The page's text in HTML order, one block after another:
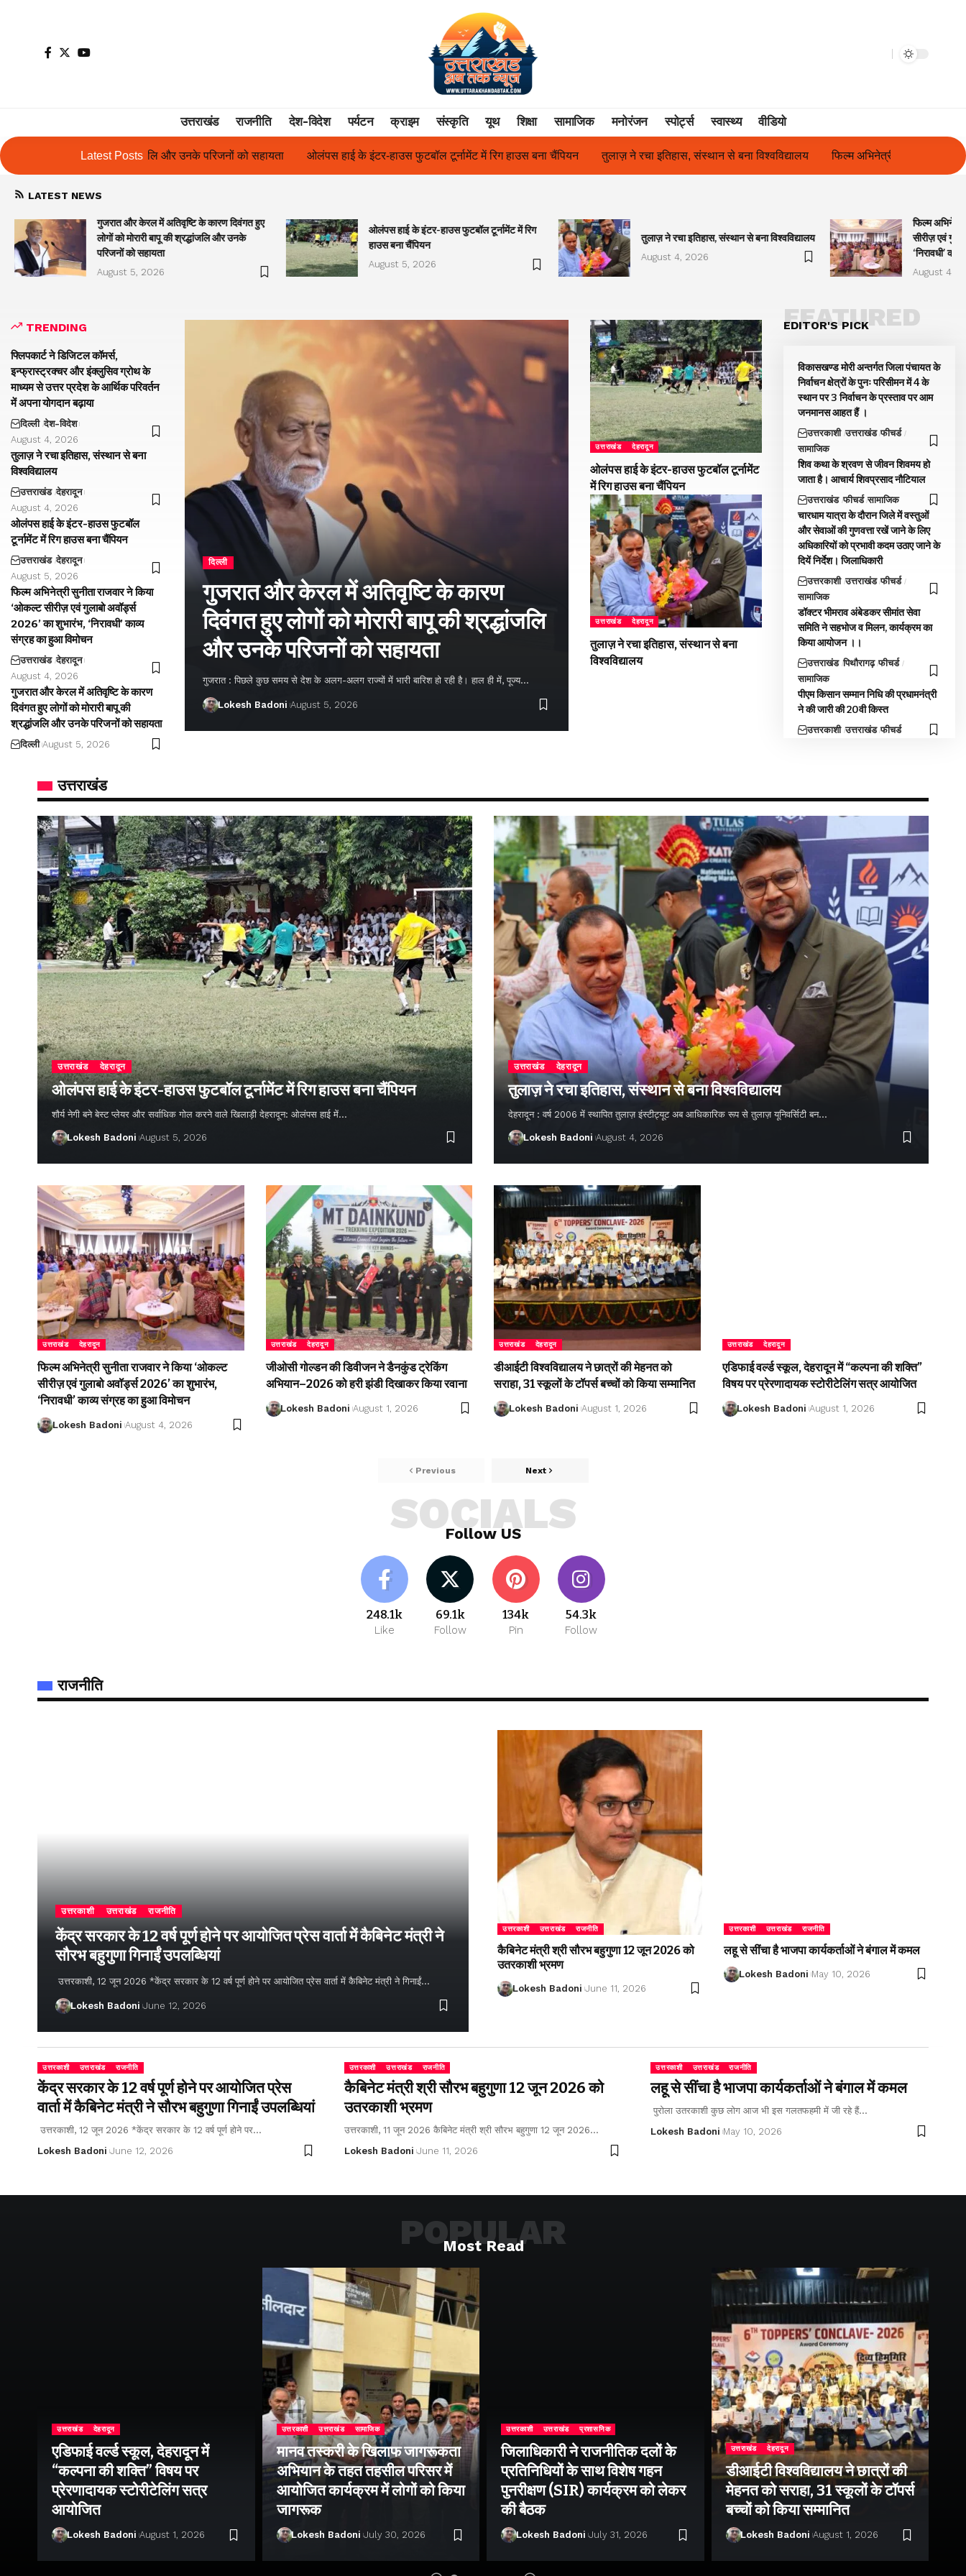
उत्तराखंड राजनीति देश-विदेश पर्यटन क्राइम संस्कृति यूथ शिक्षा सामाजिक मनोरंजन स्पोर्ट्स स्वास्थ्य वीडियो
Latest Posts
और उनके परिजनों को सहायता ओलंपस हाई के इंटर-हाउस फुटबॉल टूर्नामेंट में रिग हाउस बना चैंपियन तुलाज़ ने रचा इतिहास, संस्थान से बना विश्वविद्यालय फिल्म अभिनेत्री सुनीता राजवार ने किया ‘ओकल्ट सीरीज़ एवं गुलाबो
LATEST NEWS
गुजरात और केरल में अतिवृष्टि के कारण दिवंगत हुए
लोगों को मोरारी बापू की श्रद्धांजलि और उनके
परिजनों को सहायता
August 5, 2026
ओलंपस हाई के इंटर-हाउस फुटबॉल टूर्नामेंट में रिग
हाउस बना चैंपियन
August 5, 2026
तुलाज़ ने रचा इतिहास, संस्थान से बना विश्वविद्यालय
August 4, 2026
फिल्म
सीरीज़ एवं
‘निरावधी’
August 4,
TRENDING
फ्लिपकार्ट ने डिजिटल कॉमर्स,
इन्फ्रास्ट्रक्चर और इंक्लुसिव ग्रोथ के
माध्यम से उत्तर प्रदेश के आर्थिक परिवर्तन
में अपना योगदान बढ़ाया
दिल्ली देश-विदेश
August 4, 2026
तुलाज़ ने रचा इतिहास, संस्थान से बना
विश्वविद्यालय
उत्तराखंड देहरादून
August 4, 2026
ओलंपस हाई के इंटर-हाउस फुटबॉल
टूर्नामेंट में रिग हाउस बना चैंपियन
उत्तराखंड देहरादून
August 5, 2026
फिल्म अभिनेत्री सुनीता राजवार ने किया
‘ओकल्ट सीरीज़ एवं गुलाबो अवॉर्ड्स
2026’ का शुभारंभ, ‘निरावधी’ काव्य
संग्रह का हुआ विमोचन
उत्तराखंड देहरादून
August 4, 2026
गुजरात और केरल में अतिवृष्टि के कारण
दिवंगत हुए लोगों को मोरारी बापू की
श्रद्धांजलि और उनके परिजनों को सहायता
दिल्ली August 5, 2026
दिल्ली
गुजरात और केरल में अतिवृष्टि के कारण
दिवंगत हुए लोगों को मोरारी बापू की श्रद्धांजलि
और उनके परिजनों को सहायता
गुजरात : पिछले कुछ समय से देश के अलग-अलग राज्यों में भारी बारिश हो रही है। हाल ही में, पूज्य…
Lokesh Badoni August 5, 2026
उत्तराखंड देहरादून
ओलंपस हाई के इंटर-हाउस फुटबॉल टूर्नामेंट
में रिग हाउस बना चैंपियन
उत्तराखंड देहरादून
तुलाज़ ने रचा इतिहास, संस्थान से बना
विश्वविद्यालय
EDITOR'S PICK
FEATURED
विकासखण्ड मोरी अन्तर्गत जिला पंचायत के
निर्वाचन क्षेत्रों के पुनः परिसीमन में 4 के
स्थान पर 3 निर्वाचन के प्रस्ताव पर आम
जनमानस आहत हैं ।
उत्तरकाशी उत्तराखंड फीचर्ड
सामाजिक
शिव कथा के श्रवण से जीवन शिवमय हो
जाता है। आचार्य शिवप्रसाद नौटियाल
उत्तराखंड फीचर्ड सामाजिक
चारधाम यात्रा के दौरान जिले में वस्तुओं
और सेवाओं की गुणवत्ता रखें जाने के लिए
अधिकारियों को प्रभावी कदम उठाए जाने के
दियें निर्देश। जिलाधिकारी
उत्तरकाशी उत्तराखंड फीचर्ड
सामाजिक
डॉक्टर भीमराव अंबेडकर सीमांत सेवा
समिति ने सहभोज व मिलन, कार्यक्रम का
किया आयोजन ।।
उत्तराखंड पिथौरागढ़ फीचर्ड
सामाजिक
पीएम किसान सम्मान निधि की प्रधामनंत्री
ने की जारी की 20वी किस्त
उत्तरकाशी उत्तराखंड फीचर्ड
उत्तराखंड
उत्तराखंड देहरादून
ओलंपस हाई के इंटर-हाउस फुटबॉल टूर्नामेंट में रिग हाउस बना चैंपियन
शौर्य नेगी बने बेस्ट प्लेयर और सर्वाधिक गोल करने वाले खिलाड़ी देहरादून: ओलंपस हाई में…
Lokesh Badoni August 5, 2026
उत्तराखंड देहरादून
तुलाज़ ने रचा इतिहास, संस्थान से बना विश्वविद्यालय
देहरादून : वर्ष 2006 में स्थापित तुलाज़ इंस्टीट्यूट अब आधिकारिक रूप से तुलाज़ यूनिवर्सिटी बन…
Lokesh Badoni August 4, 2026
उत्तराखंड देहरादून
फिल्म अभिनेत्री सुनीता राजवार ने किया ‘ओकल्ट
सीरीज़ एवं गुलाबो अवॉर्ड्स 2026’ का शुभारंभ,
‘निरावधी’ काव्य संग्रह का हुआ विमोचन
Lokesh Badoni August 4, 2026
उत्तराखंड देहरादून
जीओसी गोल्डन की डिवीजन ने डैनकुंड ट्रेकिंग
अभियान–2026 को हरी झंडी दिखाकर किया रवाना
Lokesh Badoni August 1, 2026
उत्तराखंड देहरादून
डीआईटी विश्वविद्यालय ने छात्रों की मेहनत को
सराहा, 31 स्कूलों के टॉपर्स बच्चों को किया सम्मानित
Lokesh Badoni August 1, 2026
उत्तराखंड देहरादून
एडिफाई वर्ल्ड स्कूल, देहरादून में “कल्पना की शक्ति”
विषय पर प्रेरणादायक स्टोरीटेलिंग सत्र आयोजित
Lokesh Badoni August 1, 2026
Previous Next
Follow US
SOCIALS
248.1k
Like
69.1k
Follow
134k
Pin
54.3k
Follow
राजनीति
उत्तरकाशी उत्तराखंड राजनीति
केंद्र सरकार के 12 वर्ष पूर्ण होने पर आयोजित प्रेस वार्ता में कैबिनेट मंत्री ने
सौरभ बहुगुणा गिनाईं उपलब्धियां
उत्तरकाशी, 12 जून 2026 *केंद्र सरकार के 12 वर्ष पूर्ण होने पर आयोजित प्रेस वार्ता में कैबिनेट मंत्री ने गिनाईं…
Lokesh Badoni June 12, 2026
उत्तरकाशी उत्तराखंड राजनीति
कैबिनेट मंत्री श्री सौरभ बहुगुणा 12 जून 2026 को
उतरकाशी भ्रमण
Lokesh Badoni June 11, 2026
उत्तरकाशी उत्तराखंड राजनीति
लहू से सींचा है भाजपा कार्यकर्ताओं ने बंगाल में कमल
Lokesh Badoni May 10, 2026
उत्तरकाशी उत्तराखंड राजनीति
केंद्र सरकार के 12 वर्ष पूर्ण होने पर आयोजित प्रेस
वार्ता में कैबिनेट मंत्री ने सौरभ बहुगुणा गिनाईं उपलब्धियां
उत्तरकाशी, 12 जून 2026 *केंद्र सरकार के 12 वर्ष पूर्ण होने पर…
Lokesh Badoni June 12, 2026
उत्तरकाशी उत्तराखंड राजनीति
कैबिनेट मंत्री श्री सौरभ बहुगुणा 12 जून 2026 को
उतरकाशी भ्रमण
उत्तरकाशी, 11 जून 2026 कैबिनेट मंत्री श्री सौरभ बहुगुणा 12 जून 2026…
Lokesh Badoni June 11, 2026
उत्तरकाशी उत्तराखंड राजनीति
लहू से सींचा है भाजपा कार्यकर्ताओं ने बंगाल में कमल
पुरोला उतरकाशी कुछ लोग आज भी इस गलतफहमी में जी रहे हैं…
Lokesh Badoni May 10, 2026
Most Read
POPULAR
उत्तराखंड देहरादून
एडिफाई वर्ल्ड स्कूल, देहरादून में
“कल्पना की शक्ति” विषय पर
प्रेरणादायक स्टोरीटेलिंग सत्र
आयोजित
Lokesh Badoni August 1, 2026
उत्तरकाशी उत्तराखंड सामाजिक
मानव तस्करी के खिलाफ जागरूकता
अभियान के तहत तहसील परिसर में
आयोजित कार्यक्रम में लोगों को किया
जागरूक
Lokesh Badoni July 30, 2026
उत्तरकाशी उत्तराखंड प्रशासनिक
जिलाधिकारी ने राजनीतिक दलों के
प्रतिनिधियों के साथ विशेष गहन
पुनरीक्षण (SIR) कार्यक्रम को लेकर
की बैठक
Lokesh Badoni July 31, 2026
उत्तराखंड देहरादून
डीआईटी विश्वविद्यालय ने छात्रों की
मेहनत को सराहा, 31 स्कूलों के टॉपर्स
बच्चों को किया सम्मानित
Lokesh Badoni August 1, 2026